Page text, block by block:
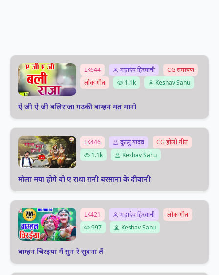
LK644 महादेव हिरवानी
CG रामायण
लोक गीत
1.1k Keshav Sahu
ऐ जी ऐ जी बलिराजा गउकी बाम्हन मत मानो
LK446 दुकालु यादव
CG होली गीत
1.1k
Keshav Sahu
मोला मया होगे वो ए राधा रानी बरसाना के दीवानी
LK421 महादेव हिरवानी
लोक गीत
997
Keshav Sahu
बाम्हन चिरइया मैं सुन रे सुवना तैं